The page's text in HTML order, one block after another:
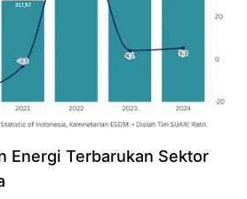
Energi Terbarukan Sektor